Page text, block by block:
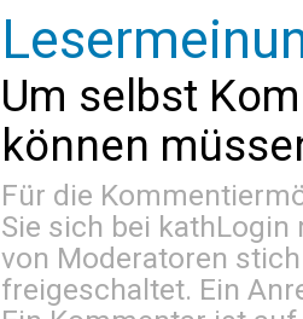
Um selbst
können
Für die
Sie sich bei kathLogin
von Moderatoren
freigeschaltet. Ein